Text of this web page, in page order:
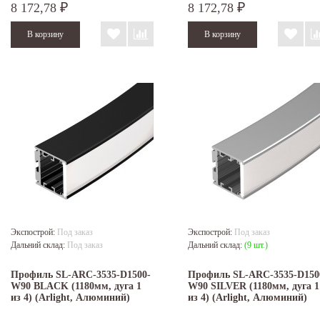
8 172,78 ₽ 8 172,78 ₽
Экспострой: Под заказ
Дальний склад: Под заказ
Профиль SL-ARC-3535-D1500-
W90 BLACK (1180мм, дуга 1
из 4) (Arlight, Алюминий)
Экспострой: Под заказ
Дальний склад: (9 шт.)
Профиль SL-ARC-3535-
W90 SILVER (1180мм, дуга 1
из 4) (Arlight, Алюминий)